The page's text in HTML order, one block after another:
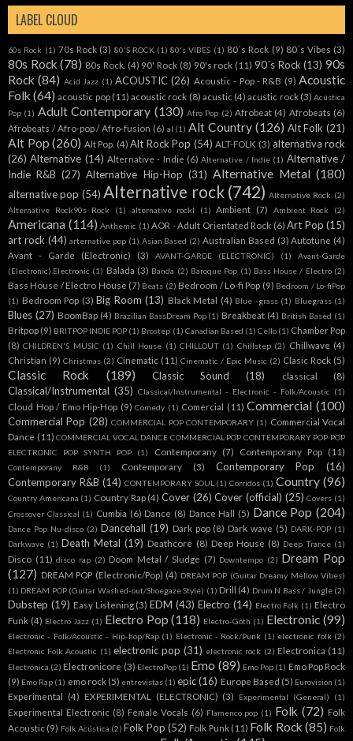
LABEL CLOUD
60s Rock (1) 70s Rock (3) 80'S ROCK (1) 80's VIBES (1) 80´s Rock (9) 80´s Vibes (3)
80s Rock (78) 80s Rock. (4) 90' Rock (8) 90's rock (11) 90´s Rock (13) 90s
Rock (84) Acid Jazz (1) ACOUSTIC (26) Acoustic - Pop - R&B (9) Acoustic
Folk (64) acoustic pop (11) acoustic rock (8) acustic (4) acustic rock (3) Acústica
Pop (1) Adult Contemporary (130) Afro Pop (2) Afrobeat (4) Afrobeats (6)
Afrobeats / Afro-pop / Afro-fusion (6) al (1) Alt Country (126) Alt Folk (21)
Alt Pop (260) Alt Pop. (4) Alt Rock Pop (54) ALT-FOLK (3) alternativa rock
(26) Alternative (14) Alternative - Indie (6) Alternative / Indie (1) Alternative /
Indie R&B (27) Alternative Hip-Hop (31) Alternative Metal (180)
alternative pop (54) Alternative rock (742) Alternative Rock. (2)
Alternative Rock90s Rock
(1) alternative rockl (1) Ambient (7) Ambient Rock (2)
Americana (114) Anthemic (1) AOR - Adult Orientated Rock (6) Art Pop (15)
art rock (44) arternative pop (1) Asian Based (2) Australian Based (3) Autotune (4)
Avant - Garde (Electronic)
(3) AVANT-GARDE (ELECTRONIC) (1)
Avant-Garde
(Electronic).Electronic (1) Balada (3) Banda (2) Baroque Pop (1) Bass House / Electro (2)
Bass House / Electro House (7) Beats (2) Bedroom / Lo-fi Pop (9) Bedroom / Lo-fiPop
(1) Bedroom Pop (3) Big Room (13) Black Metal (4) Blue -grass (1) Bluegrass (1)
Blues (27) BoomBap (4) Brazilian BassDream Pop (1) Breakbeat (4) British Based (1)
Britpop (9) BRITPOP INDIE POP (1) Brostep (1) Canadian Based (1) Cello (1) Chamber Pop
(8) CHILDREN'S MUSIC (1) Chill House (1) CHILLOUT (1) Chillstep (2) Chillwave (4)
Christian (9) Christmas (2) Cinematic (11) Cinematic / Epic Music (2) Clasic Rock (5)
Classic Rock (189) Classic Sound (18) classical (8)
Classical/Instrumental (35) Classical/Instrumental - Electronic - Folk/Acoustic (1)
Cloud Hop / Emo Hip-Hop (9) Comedy (1) Comercial (11) Commercial (100)
Commercial Pop (28) COMMERCIAL POP CONTEMPORARY (1) Commercial Vocal
Dance (11) COMMERCIAL VOCAL DANCE COMMERCIAL POP CONTEMPORARY POP POP
ELECTRONIC POP SYNTH POP
(1) Contemporany (7) Contemporany Pop (11)
Contemporany R&B (1) Contemporary (3) Contemporary Pop
(16)
Contemporary R&B (14) CONTEMPORARY SOUL (1) Corridos (1) Country (96)
Country Americana (1) Country Rap (4) Cover (26) Cover (official) (25) Covers (1)
Crossover Classical (1) Cumbia (6) Dance (8) Dance Hall (5) Dance Pop (204)
Dance Pop Nu-disco (2) Dancehall (19) Dark pop (8) Dark wave (5) DARK-POP (1)
Darkwave (1) Death Metal (19) Deathcore (8) Deep House (8) Deep Trance (1)
Disco (11) disco rap (2) Doom Metal / Sludge (7) Downtempo (2) Dream Pop
(127) DREAM POP (Electronic/Pop) (4) DREAM POP (Guitar Dreamy Mellow Vibes)
(1) DREAM POP (Guitar Washed-out/Shoegaze Style) (1) Drill (4) Drum N Bass / Jungle (2)
Dubstep (19) Easy Listening (3) EDM (43) Electro (14) Electro Folk (1) Electro
Funk (4) Electro Jazz (1) Electro Pop (118) Electro-Goth (1) Electronic (99)
Electronic - Folk/Acoustic - Hip-hop/Rap (1) Electronic - Rock/Punk (1) electronic folk (2)
Electronic Folk Acoustic (1) electronic pop (31) electronic rock (2) Electronica (11)
Electrónica (2) Electronicore (3) ElectroPop (1) Emo (89) Emo Pop (1) Emo Pop Rock
(9) Emo Rap (1) emo rock (5) entrevistas (1) epic (16) Europe Based (5) Eurovision (1)
Experimental (4) EXPERIMENTAL (ELECTRONIC) (3) Experimental (General) (1)
Experimental Electronic (8) Female Vocals (6) Flamenco pop (1) Folk (72) Folk
Acoustic (9) Folk Acústica (2) Folk Pop (52) Folk Punk (11) Folk Rock (85) Folk